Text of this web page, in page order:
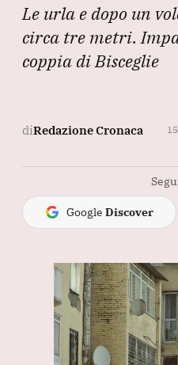
Le urla e dopo un
circa tre metri.
coppia di Bisceglie
diRedazione Cronaca
Google Discover